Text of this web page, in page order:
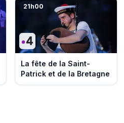
21h00
La fête de la Saint-
Patrick et de la Bretagne